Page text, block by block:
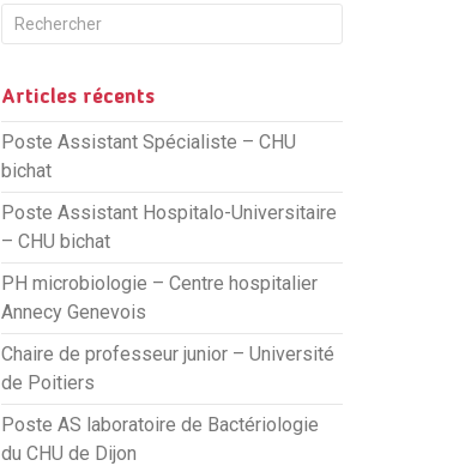
Articles récents
Poste Assistant Spécialiste – CHU
bichat
Poste Assistant Hospitalo-Universitaire
– CHU bichat
PH microbiologie – Centre hospitalier
Annecy Genevois
Chaire de professeur junior – Université
de Poitiers
Poste AS laboratoire de Bactériologie
du CHU de Dijon